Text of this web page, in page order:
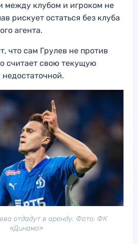
между клубом и игроком не
рискует остаться без клуба
агента.
что сам Грулев не против
считает свою текущую
отдадут в аренду. Фото: ФК
«Динамо»